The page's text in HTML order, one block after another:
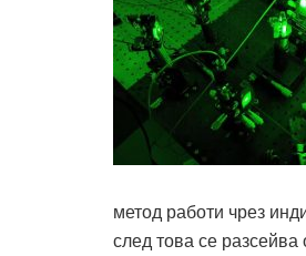
метод работи чрез
след това се